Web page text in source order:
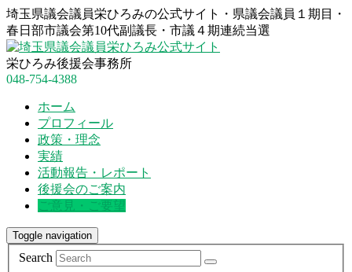
埼玉県議会議員栄ひろみの公式サイト・県議会議員１期目・
春日部市議会第10代副議長・市議４期連続当選
栄ひろみ後援会事務所
048-754-4388
ホーム
プロフィール
政策・理念
実績
活動報告・レポート
後援会のご案内
ご意見・ご要望
Toggle navigation
Search